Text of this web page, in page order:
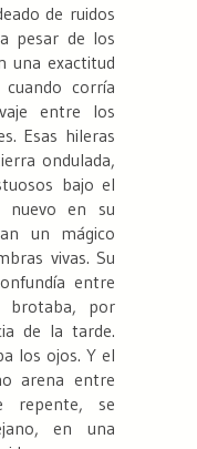
de ruidos
pesar de los
una exactitud
corría
entre los
Esas hileras
ondulada,
bajo el
nuevo en su
un mágico
vivas. Su
entre
brotaba, por
de la tarde.
los ojos. Y el
arena entre
repente, se
en una